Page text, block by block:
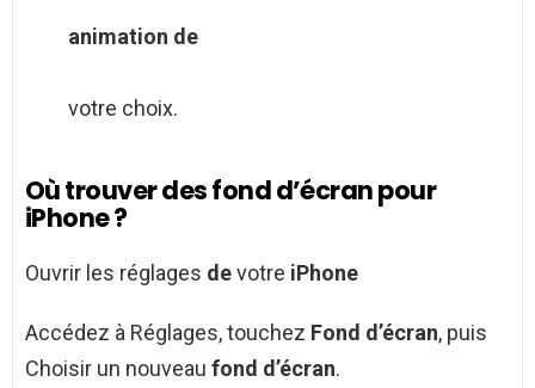
animation de
votre choix.
Où trouver des fond d’écran pour
iPhone ?
Ouvrir les réglages devotre iPhone
Accédez à Réglages, touchez Fond d’écran, puis
Choisir un nouveau fond d’écran.